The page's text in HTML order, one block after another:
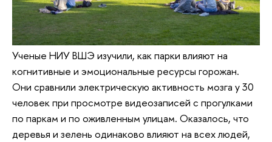
Ученые НИУ ВШЭ изучили, как парки влияют на
когнитивные и эмоциональные ресурсы горожан.
Они сравнили электрическую активность мозга у 30
человек при просмотре видеозаписей с прогулками
по паркам и по оживленным улицам. Оказалось, что
деревья и зелень одинаково влияют на всех людей,